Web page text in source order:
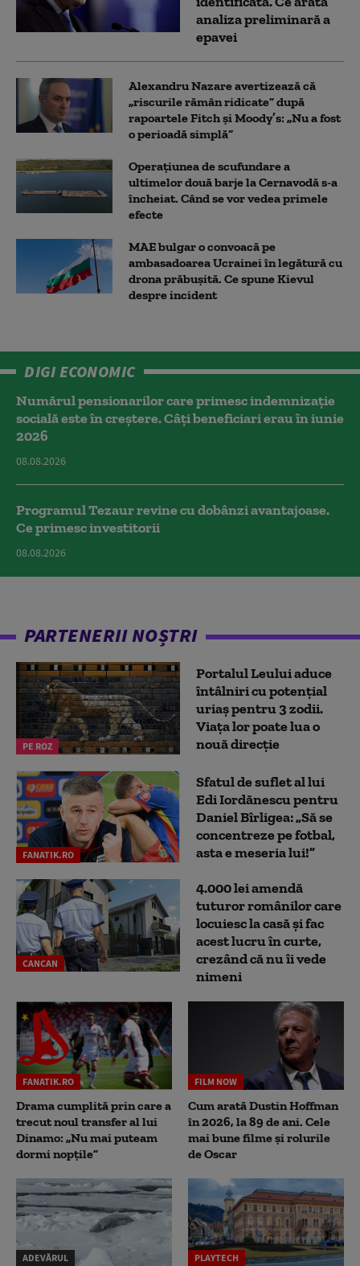
analiza preliminară a
epavei
Alexandru Nazare avertizează că
„riscurile rămân ridicate” după
rapoartele Fitch și Moody’s: „Nu a fost
o perioadă simplă”
Operațiunea de scufundare a
ultimelor două barje la Cernavodă s-a
încheiat. Când se vor vedea primele
efecte
MAE bulgar o convoacă pe
ambasadoarea Ucrainei în legătură cu
drona prăbuşită. Ce spune Kievul
despre incident
DIGI ECONOMIC
Numărul pensionarilor care primesc indemnizaţie
socială este în creștere. Câți beneficiari erau în iunie
2026
08.08.2026
Programul Tezaur revine cu dobânzi avantajoase.
Ce primesc investitorii
08.08.2026
PARTENERII NOȘTRI
PE ROZ
Portalul Leului aduce
întâlniri cu potențial
uriaș pentru 3 zodii.
Viața lor poate lua o
nouă direcție
FANATIK.RO
Sfatul de suflet al lui
Edi Iordănescu pentru
Daniel Bîrligea: „Să se
concentreze pe fotbal,
asta e meseria lui!”
CANCAN
4.000 lei amendă
tuturor românilor care
locuiesc la casă și fac
acest lucru în curte,
crezând că nu îi vede
nimeni
FANATIK.RO
Drama cumplită prin care a
trecut noul transfer al lui
Dinamo: „Nu mai puteam
dormi nopțile”
FILM NOW
Cum arată Dustin Hoffman
în 2026, la 89 de ani. Cele
mai bune filme și rolurile
de Oscar
ADEVĂRUL PLAYTECH